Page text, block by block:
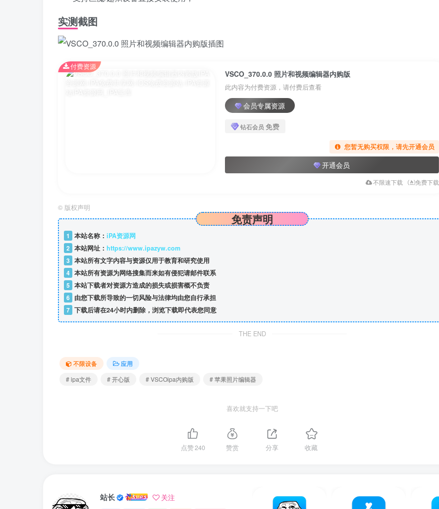
实测截图
VSCO_370.0.0 照片和视频编辑器内购版
此内容为付费资源，请付费后查看
会员专属资源
钻石会员 免费
您暂无购买权限，请先开通会员
开通会员
不限速下载 免费下载
付费资源
© 版权声明
免责声明
1 本站名称： iPA资源网
2 本站网址： https://www.ipazyw.com
3 本站所有文字内容与资源仅用于教育和研究使用
4 本站所有资源为网络搜集而来如有侵犯请邮件联系
5 本站下载者对资源方造成的损失或损害概不负责
6 由您下载所导致的一切风险与法律均由您自行承担
7 下载后请在24小时内删除，浏览下载即代表您同意
THE END
不限设备
应用
# ipa文件
# 开心版 # VSCOipa内购版 # 苹果照片编辑器
喜欢就支持一下吧
点赞240 赞赏 分享 收藏
站长 关注